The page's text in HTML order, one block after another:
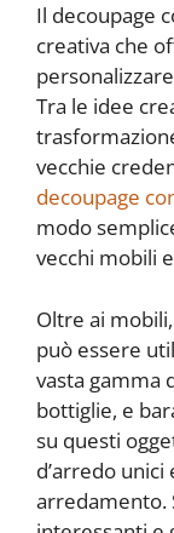
Il decoupage
creativa che
Tra le idee
vecchie
decoupage
modo
vecchi mobili
Oltre ai
può essere
vasta gamma
bottiglie, e
su questi
d’arredo
arredamento.